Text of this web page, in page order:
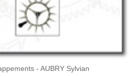
- AUBRY Sylvian